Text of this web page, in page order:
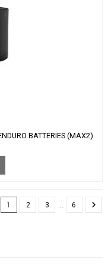
BATTERIES (MAX2)
1 2 3 6